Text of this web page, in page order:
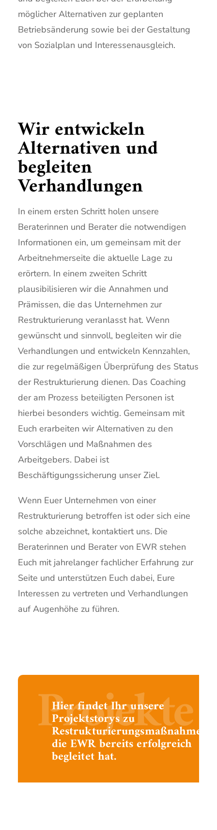
möglicher Alternativen zur geplanten
Betriebsänderung sowie bei der Gestaltung
von Sozialplan und Interessenausgleich.
Wir entwickeln
Alternativen und
begleiten
Verhandlungen
In einem ersten Schritt holen unsere
Beraterinnen und Berater die notwendigen
Informationen ein, um gemeinsam mit der
Arbeitnehmerseite die aktuelle Lage zu
erörtern. In einem zweiten Schritt
plausibilisieren wir die Annahmen und
Prämissen, die das Unternehmen zur
Restrukturierung veranlasst hat. Wenn
gewünscht und sinnvoll, begleiten wir die
Verhandlungen und entwickeln Kennzahlen,
die zur regelmäßigen Überprüfung des Status
der Restrukturierung dienen. Das Coaching
der am Prozess beteiligten Personen ist
hierbei besonders wichtig. Gemeinsam mit
Euch erarbeiten wir Alternativen zu den
Vorschlägen und Maßnahmen des
Arbeitgebers. Dabei ist
Beschäftigungssicherung unser Ziel.
Wenn Euer Unternehmen von einer
Restrukturierung betroffen ist oder sich eine
solche abzeichnet, kontaktiert uns. Die
Beraterinnen und Berater von EWR stehen
Euch mit jahrelanger fachlicher Erfahrung zur
Seite und unterstützen Euch dabei, Eure
Interessen zu vertreten und Verhandlungen
auf Augenhöhe zu führen.
Projekte
Hier findet Ihr unsere
Projektstorys zu
Restrukturierungsmaßnahmen,
die EWR bereits erfolgreich
begleitet hat.